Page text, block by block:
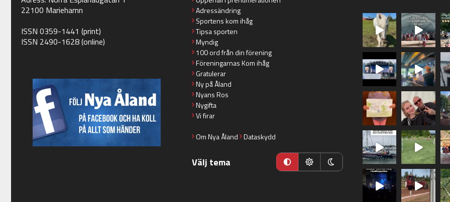
22100 Mariehamn
ISSN 0359-1441 (print)
ISSN 2490-1628 (online)
Adressändring
Sportens kom ihåg
Tipsa sporten
Myndig
100 ord från din förening
Föreningarnas Kom ihåg
Gratulerar
Ny på Åland
Nyans Ros
Nygifta
Vi firar
Om Nya Åland Dataskydd
Välj tema